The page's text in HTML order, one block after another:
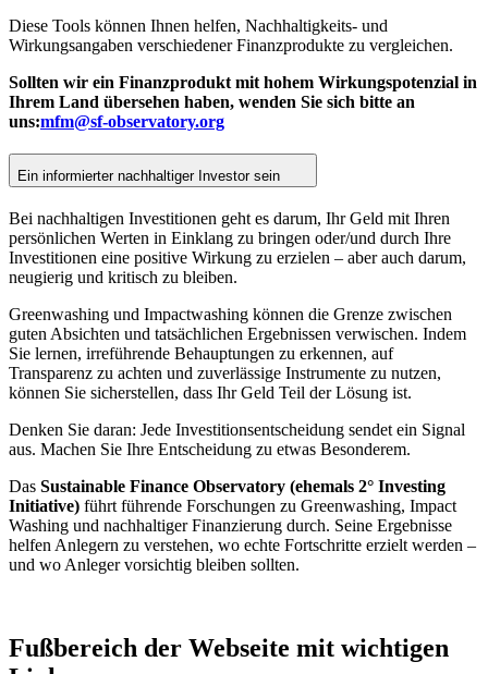
Diese Tools können Ihnen helfen, Nachhaltigkeits- und
Wirkungsangaben verschiedener Finanzprodukte zu vergleichen.
Sollten wir ein Finanzprodukt mit hohem Wirkungspotenzial in
Ihrem Land übersehen haben, wenden Sie sich bitte an
uns:mfm@sf-observatory.org
Ein informierter nachhaltiger Investor sein
Bei nachhaltigen Investitionen geht es darum, Ihr Geld mit Ihren
persönlichen Werten in Einklang zu bringen oder/und durch Ihre
Investitionen eine positive Wirkung zu erzielen – aber auch darum,
neugierig und kritisch zu bleiben.
Greenwashing und Impactwashing können die Grenze zwischen
guten Absichten und tatsächlichen Ergebnissen verwischen. Indem
Sie lernen, irreführende Behauptungen zu erkennen, auf
Transparenz zu achten und zuverlässige Instrumente zu nutzen,
können Sie sicherstellen, dass Ihr Geld Teil der Lösung ist.
Denken Sie daran: Jede Investitionsentscheidung sendet ein Signal
aus. Machen Sie Ihre Entscheidung zu etwas Besonderem.
Das Sustainable Finance Observatory (ehemals 2° Investing
Initiative) führt führende Forschungen zu Greenwashing, Impact
Washing und nachhaltiger Finanzierung durch. Seine Ergebnisse
helfen Anlegern zu verstehen, wo echte Fortschritte erzielt werden –
und wo Anleger vorsichtig bleiben sollten.
Fußbereich der Webseite mit wichtigen